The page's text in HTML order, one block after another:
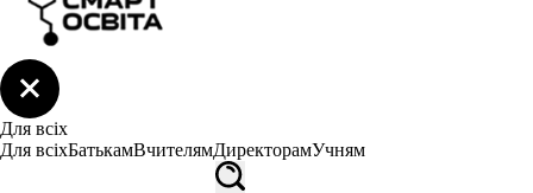
Для всіх
Для всіхБатькамВчителямДиректорамУчням